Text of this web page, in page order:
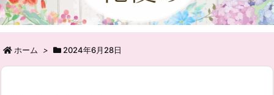
ホーム > 2024年6月28日